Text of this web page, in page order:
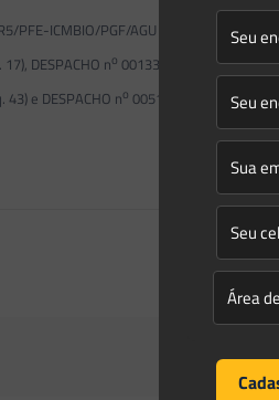
PFE-ICMBIO/PGF/AGU (Seq. 2), PARECER
DESPACHO no 00133/2021/CPAR/PFE-
e DESPACHO no 00513/2021/GABINETE/